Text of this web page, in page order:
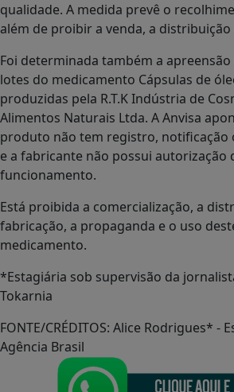
qualidade. A medida prevê o
além de proibir a venda, a distribuição
Foi determinada também a
lotes do medicamento Cápsulas de
produzidas pela R.T.K Indústria de
Alimentos Naturais Ltda. A Anvisa
produto não tem registro, notificação
e a fabricante não possui autorização
funcionamento.
Está proibida a comercialização, a
fabricação, a propaganda e o uso
medicamento.
*Estagiária sob supervisão da
Tokarnia
FONTE/CRÉDITOS: Alice Rodrigues* -
Agência Brasil